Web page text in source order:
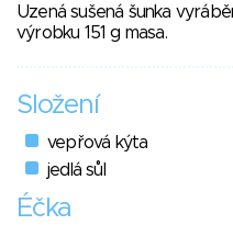
Uzená sušená šunka
výrobku 151 g masa.
Složení
vepřová kýta
jedlá sůl
Éčka